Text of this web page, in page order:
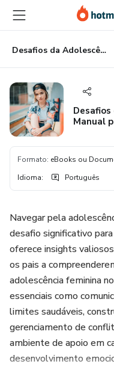
para
conteúdo
principal
para
pagamento
para
rodapé
Desafios da Adolescência Feminina: Um Manual para Pais
Desafios
Manual
Formato: eBooks ou
Idioma: Português
Navegar pela
desafio significativo
oferece insights
os pais a
adolescência feminina
essenciais como
limites saudáveis,
gerenciamento de
ambiente de apoio em
desenvolvimento